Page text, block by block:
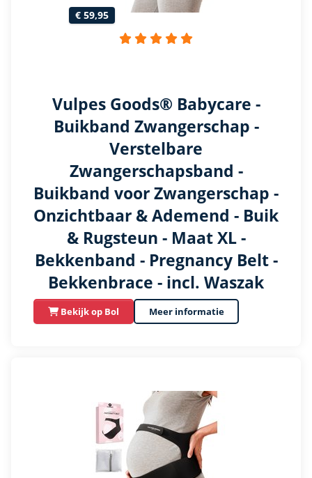
€ 59,95
Vulpes Goods® Babycare -
Buikband Zwangerschap -
Verstelbare
Zwangerschapsband -
Buikband voor Zwangerschap -
Onzichtbaar & Ademend - Buik
& Rugsteun - Maat XL -
Bekkenband - Pregnancy Belt -
Bekkenbrace - incl. Waszak
Bekijk op Bol Meer informatie